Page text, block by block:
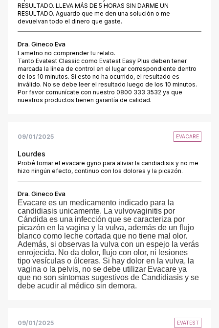
RESULTADO. LLEVA MÁS DE 5 HORAS SIN DARME UN
RESULTADO. Aguardo que me den una solución o me
devuelvan todo el dinero que gaste.
Dra. Gineco Eva
Lametno no comprender tu relato.
Tanto Evatest Classic como Evatest Easy Plus deben tener
marcada la línea de control en el lugar correspondiente dentro
de los 10 minutos. Si esto no ha ocurrido, el resultado es
inválido. No se debe leer el resultado luego de los 10 minutos.
Por favor comunícate con nuestro 0800 333 3532 ya que
nuestros productos tienen garantía de calidad.
09/01/2025 EVACARE
Lourdes
Probé tomar el evacare gyno para aliviar la candiadisis y no me
hizo ningún efecto, continuo con los dolores y la picazón.
Dra. Gineco Eva
Evacare es un medicamento indicado para la
candidiasis unicamente. La vulvovaginitis por
Cándida es una infección que se caracteriza por
picazón en la vagina y la vulva, además de un flujo
blanco como leche cortada que no tiene mal olor.
Además, si observas la vulva con un espejo la verás
enrojecida. No da dolor, flujo con olor, ni lesiones
tipo vesículas o úlceras. Si hay dolor en la vulva, la
vagina o la pelvis, no se debe utilizar Evacare ya
que no son síntomas sugestivos de Candidiasis y se
debe acudir al médico sin demora.
09/01/2025 EVATEST